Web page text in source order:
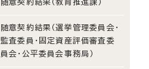
随意契約結果（教育推進課）
随意契約結果（選挙管理委員会・
監査委員・固定資産評価審査委
員会・公平委員会事務局）